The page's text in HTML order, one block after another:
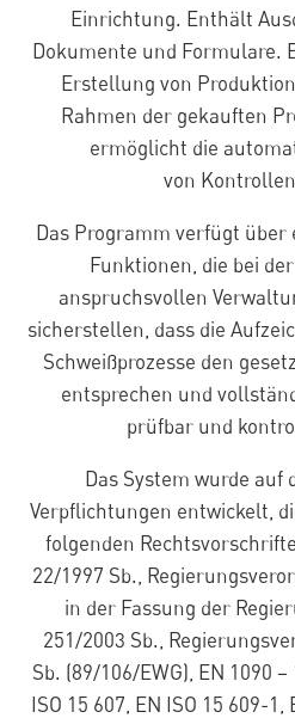
Einrichtung. Enthält
Dokumente und Formulare.
Erstellung von
Rahmen der gekauften
ermöglicht die
von
Das Programm verfügt über
Funktionen, die bei
anspruchsvollen
sicherstellen, dass die
Schweißprozesse den
entsprechen und
prüfbar und
Das System wurde auf
Verpflichtungen entwickelt,
folgenden
22/1997 Sb.,
in der Fassung der
251/2003 Sb.,
Sb. (89/106/EWG), EN 1090 –
ISO 15 607, EN ISO 15 609-1,